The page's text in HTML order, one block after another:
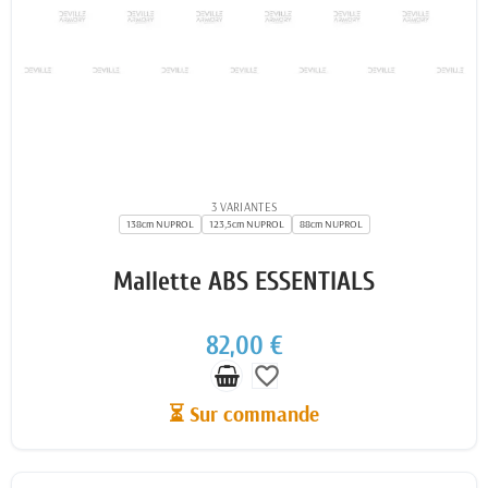
3 VARIANTES
138cm NUPROL 123,5cm NUPROL 88cm NUPROL
Mallette ABS ESSENTIALS
82,00 €
favorite_border
⏳ Sur commande